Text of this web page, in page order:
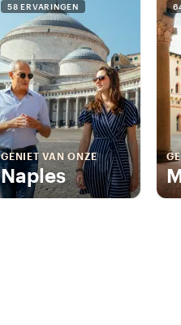
58 ERVARINGEN
GENIET VAN ONZE
Naples